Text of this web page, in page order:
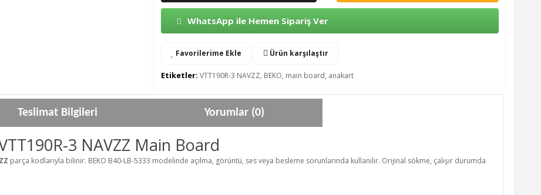
WhatsApp ile Hemen Sipariş Ver
Favorilerime Ekle Ürün karşılaştır
Etiketler: VTT190R-3 NAVZZ, BEKO, main board, anakart
Teslimat Bilgileri Yorumlar (0)
3 NAVZZ Main Board
parça kodlarıyla bilinir. BEKO B40-LB-5333 modelinde açılma, görüntü, ses veya besleme sorunlarında kullanılır. Orijinal sökme, çalışır durumda